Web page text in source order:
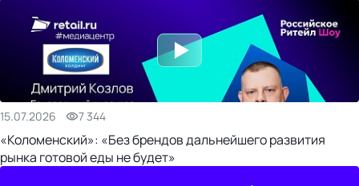
15.07.2026 7 344
«Коломенский»: «Без брендов дальнейшего развития
рынка готовой еды не будет»